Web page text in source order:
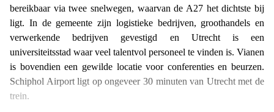
bereikbaar via twee snelwegen, waarvan de A27 het dichtste bij
ligt. In de gemeente zijn logistieke bedrijven, groothandels en
verwerkende bedrijven gevestigd en Utrecht is een
universiteitsstad waar veel talentvol personeel te vinden is. Vianen
is bovendien een gewilde locatie voor conferenties en beurzen.
Schiphol Airport ligt op ongeveer 30 minuten van Utrecht met de
trein.